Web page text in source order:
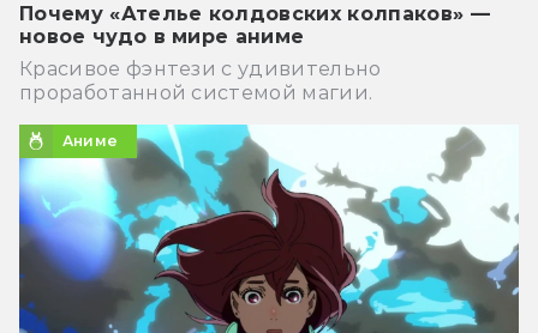
Почему «Ателье колдовских колпаков» —
новое чудо в мире аниме
Красивое фэнтези с удивительно
проработанной системой магии.
Аниме